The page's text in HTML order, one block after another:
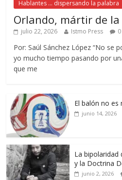
Hablantes ... dispersando la palabra
Orlando, mártir de
julio 22, 2026 Istmo Press 0
Por: Saúl Sánchez López “No se
yo mucho tiempo pasando por
que me
El balón no es
junio 14, 2026
La bipolaridad
y la Doctrina
junio 2, 2026